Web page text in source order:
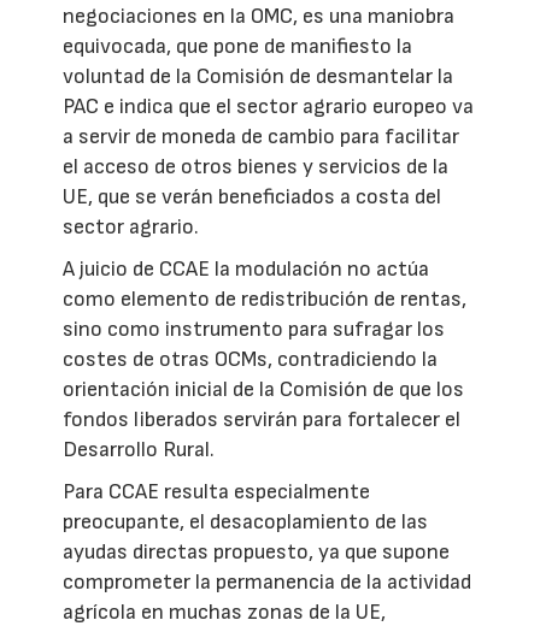
negociaciones en la OMC, es una maniobra
equivocada, que pone de manifiesto la
voluntad de la Comisión de desmantelar la
PAC e indica que el sector agrario europeo va
a servir de moneda de cambio para facilitar
el acceso de otros bienes y servicios de la
UE, que se verán beneficiados a costa del
sector agrario.
A juicio de CCAE la modulación no actúa
como elemento de redistribución de rentas,
sino como instrumento para sufragar los
costes de otras OCMs, contradiciendo la
orientación inicial de la Comisión de que los
fondos liberados servirán para fortalecer el
Desarrollo Rural.
Para CCAE resulta especialmente
preocupante, el desacoplamiento de las
ayudas directas propuesto, ya que supone
comprometer la permanencia de la actividad
agrícola en muchas zonas de la UE,